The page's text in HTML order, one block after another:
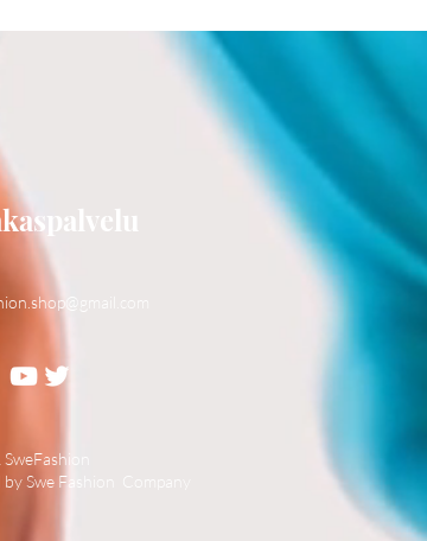
SweFashion
Swe Fashion Company